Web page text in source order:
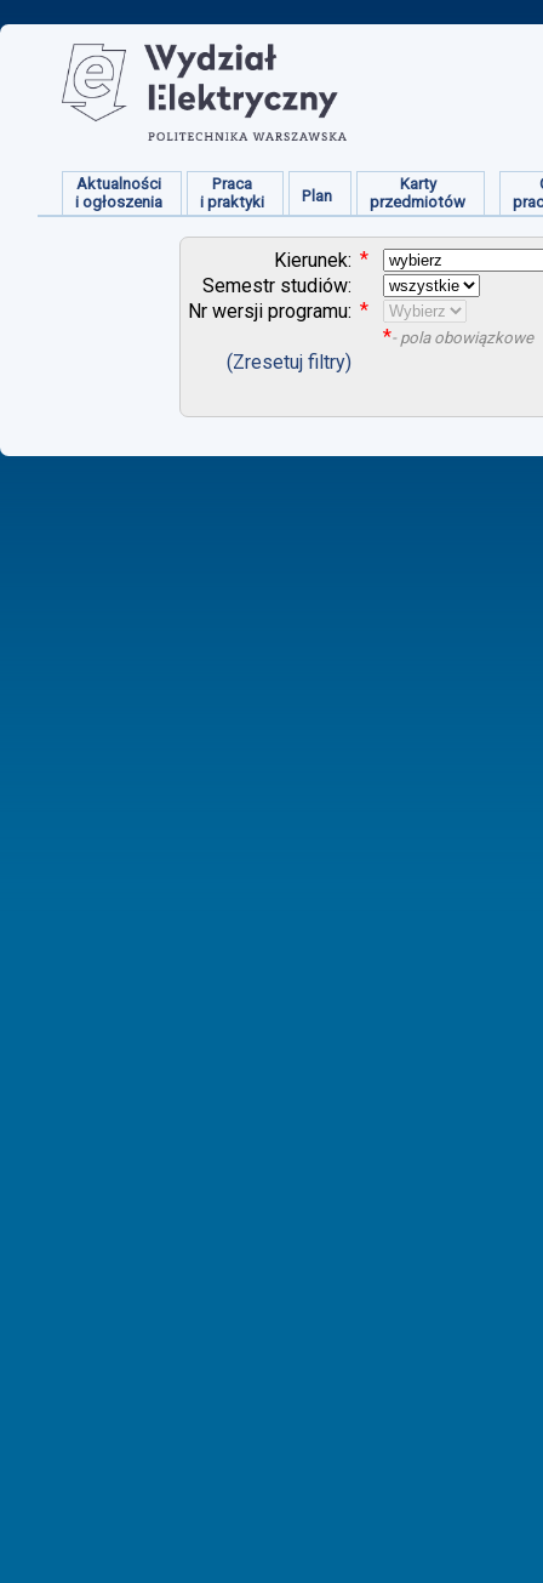
Aktualności
i ogłoszenia
Praca
i praktyki
Plan
Karty
przedmiotów
Kierunek: *
Semestr studiów:
Nr wersji programu: *
*- pola obowiązkowe
(Zresetuj filtry)